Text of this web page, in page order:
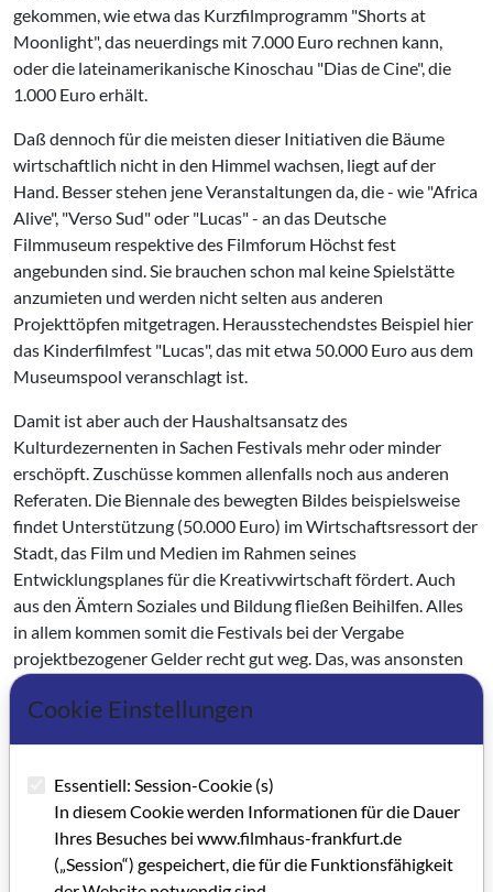
gekommen, wie etwa das Kurzfilmprogramm "Shorts at
Moonlight", das neuerdings mit 7.000 Euro rechnen kann,
oder die lateinamerikanische Kinoschau "Dias de Cine", die
1.000 Euro erhält.
Daß dennoch für die meisten dieser Initiativen die Bäume
wirtschaftlich nicht in den Himmel wachsen, liegt auf der
Hand. Besser stehen jene Veranstaltungen da, die - wie "Africa
Alive", "Verso Sud" oder "Lucas" - an das Deutsche
Filmmuseum respektive des Filmforum Höchst fest
angebunden sind. Sie brauchen schon mal keine Spielstätte
anzumieten und werden nicht selten aus anderen
Projekttöpfen mitgetragen. Herausstechendstes Beispiel hier
das Kinderfilmfest "Lucas", das mit etwa 50.000 Euro aus dem
Museumspool veranschlagt ist.
Damit ist aber auch der Haushaltsansatz des
Kulturdezernenten in Sachen Festivals mehr oder minder
erschöpft. Zuschüsse kommen allenfalls noch aus anderen
Referaten. Die Biennale des bewegten Bildes beispielsweise
findet Unterstützung (50.000 Euro) im Wirtschaftsressort der
Stadt, das Film und Medien im Rahmen seines
Entwicklungsplanes für die Kreativwirtschaft fördert. Auch
aus den Ämtern Soziales und Bildung fließen Beihilfen. Alles
in allem kommen somit die Festivals bei der Vergabe
projektbezogener Gelder recht gut weg. Das, was ansonsten
für filmkulturelle Maßnahmen im Haushalt steht, bezieht sich
auf die institutionelle Förderung mit rund 220.000 Euro,
Kommunale Filmarbeit fallen. Mit jährlich über 2,2, Euro
Millionen wird schließlich noch das Filmmuseum
subventioniert, das als Museum allerdings eine Sonderrolle
innehat. Fehlt nur eine Zahl am Schluss: die des
Cookie Einstellungen
Essentiell: Session-Cookie (s)
In diesem Cookie werden Informationen für die Dauer
Ihres Besuches bei www.filmhaus-frankfurt.de
(„Session“) gespeichert, die für die Funktionsfähigkeit